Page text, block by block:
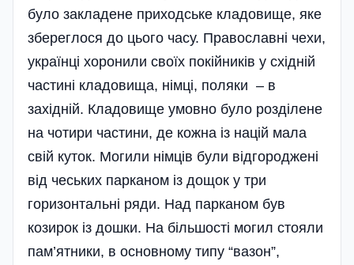
було закладене приходське кладовище, яке
збереглося до цього часу. Православні чехи,
українці хоронили своїх покійників у східній
частині кладовища, німці, поляки – в
західній. Кладовище умовно було розділене
на чотири частини, де кожна із націй мала
свій куток. Могили німців були відгороджені
від чеських парканом із дощок у три
горизонтальні ряди. Над парканом був
козирок із дошки. На більшості могил стояли
пам’ятники, в основному типу “вазон”,